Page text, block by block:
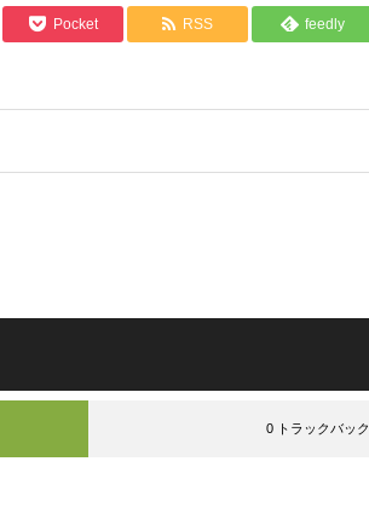
Pocket RSS feedly
0 トラックバック